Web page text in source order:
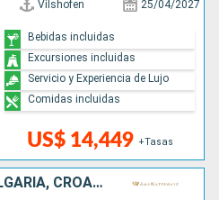
Vilshofen 25/04/2027
US$ 14,449 +Tasas
Bebidas incluidas
Excursiones incluidas
Servicio y Experiencia de Lujo
Comidas incluidas
RUMANIA, HUNGRÍA, BULGARIA, CROACIA, SERBIA